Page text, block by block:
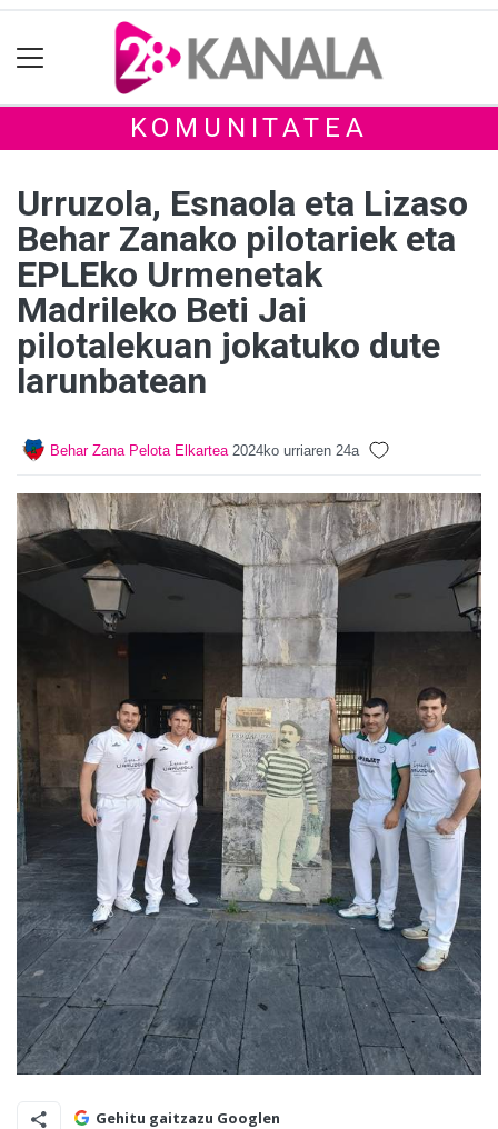
KOMUNITATEA
Urruzola, Esnaola eta Lizaso
Behar Zanako pilotariek eta
EPLEko Urmenetak
Madrileko Beti Jai
pilotalekuan jokatuko dute
larunbatean
Behar Zana Pelota Elkartea 2024ko urriaren 24a
Gehitu gaitzazu Googlen